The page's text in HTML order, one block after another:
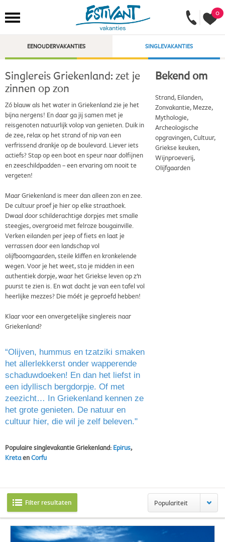
0
EENOUDERVAKANTIES SINGLEVAKANTIES
Singlereis Griekenland: zet je
zinnen op zon
Zó blauw als het water in Griekenland zie je het
bijna nergens! En daar ga jij samen met je
reisgenoten natuurlijk volop van genieten. Duik in
de zee, relax op het strand of nip van een
verfrissend drankje op de boulevard. Liever iets
actiefs? Stap op een boot en speur naar dolfijnen
en zeeschildpadden – een ervaring om nooit te
vergeten!
Maar Griekenland is meer dan alleen zon en zee.
De cultuur proef je hier op elke straathoek.
Dwaal door schilderachtige dorpjes met smalle
steegjes, overgroeid met felroze bougainville.
Verken eilanden per jeep of fiets en laat je
verrassen door een landschap vol
olijfboomgaarden, steile kliffen en kronkelende
wegen. Voor je het weet, sta je midden in een
authentiek dorpje, waar het Griekse leven op z’n
puurst te zien is. En wat dacht je van een tafel vol
heerlijke mezzes? Die móét je geproefd hebben!
Klaar voor een onvergetelijke singlereis naar
Griekenland?
“Olijven, hummus en tzatziki smaken
het allerlekkerst onder wapperende
schaduwdoeken! En dan het liefst in
een idyllisch bergdorpje. Of met
zeezicht… In Griekenland kennen ze
het grote genieten. De natuur en
cultuur hier, die wil je zelf beleven."
Populaire singlevakantie Griekenland: Epirus,
KretaenCorfu
Bekend om
Strand, Eilanden,
Zonvakantie, Mezze,
Mythologie,
Archeologische
opgravingen, Cultuur,
Griekse keuken,
Wijnproeverij,
Olijfgaarden
Filter resultaten Populariteit